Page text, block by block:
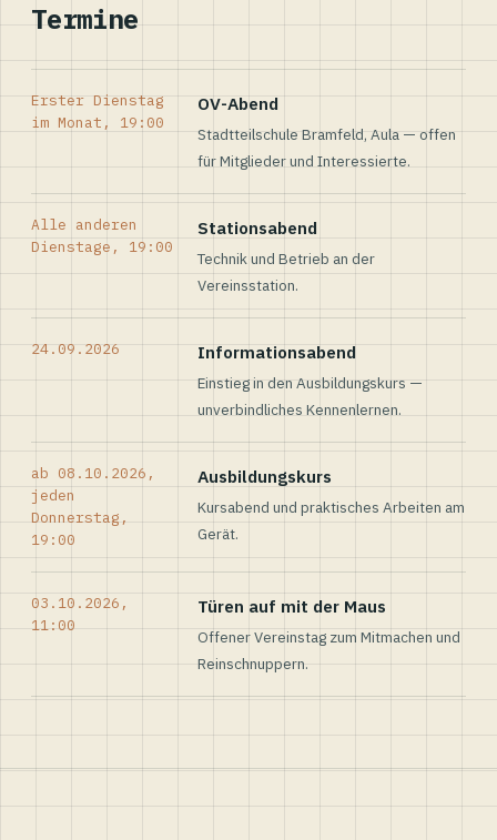
Termine
Erster Dienstag
im Monat, 19:00
OV-Abend
Stadtteilschule Bramfeld, Aula — offen
für Mitglieder und Interessierte.
Alle anderen
Dienstage, 19:00
Stationsabend
Technik und Betrieb an der
Vereinsstation.
24.09.2026 Informationsabend
Einstieg in den Ausbildungskurs —
unverbindliches Kennenlernen.
ab 08.10.2026,
jeden
Donnerstag,
19:00
Ausbildungskurs
Kursabend und praktisches Arbeiten am
Gerät.
03.10.2026,
11:00
Türen auf mit der Maus
Offener Vereinstag zum Mitmachen und
Reinschnuppern.